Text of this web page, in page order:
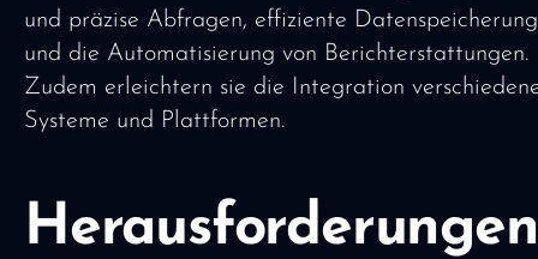
und präzise Abfragen, effiziente Datenspeicherung
und die Automatisierung von Berichterstattungen.
Zudem erleichtern sie die Integration
Systeme und Plattformen.
Herausforderungen